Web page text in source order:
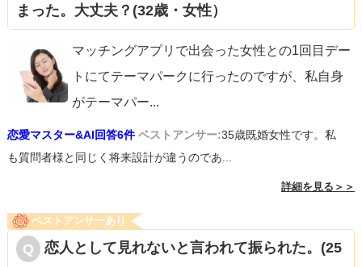
まった。大丈夫？(32歳・女性）
マッチングアプリで出会った女性との1回目デー
トにてテーマパークに行ったのですが、私自身
がテーマパー...
恋愛マスター&AI回答6件 ベストアンサー:35歳既婚女性です。私
も質問者様と同じく将来設計が違うのであ...
詳細を見る＞＞
ベストアンサーあり
恋人として見れないと言われて振られた。(25